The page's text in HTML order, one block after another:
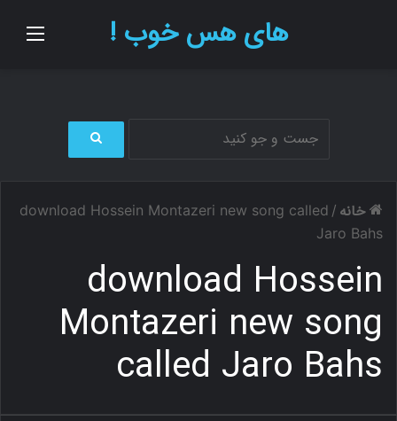
های هس خوب !
ج
ج
ر
ا
ی
خانه /
download Hossein Montazeri new song called
Jaro Bahs
download Hossein
Montazeri new song
called Jaro Bahs